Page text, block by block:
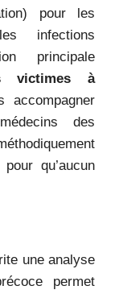
pour les
infections
principale
victimes à
des
qu’aucun
une analyse
permet